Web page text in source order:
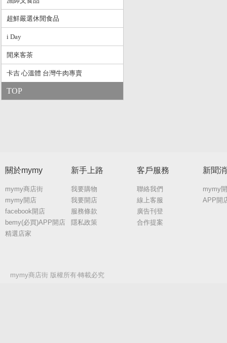
超鮮嚴選休閒食品
i Day
閒來客茶
卡吉 心溫體 台灣牛肉專賣
TOP
關於mymy
mymy商店街
mymy開店
facebook開店
bemy(必買)APP開店
精選店家
新手上路
我要購物
我要開店
服務條款
隱私政策
客戶服務
聯絡我們
線上客服
廣告刊登
合作提案
新聞
mymy
APP開
mymy商店街 版權所有‧轉載必究